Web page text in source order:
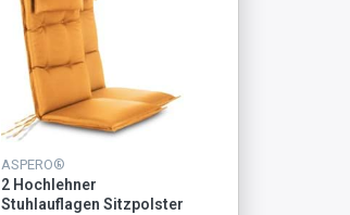
ASPERO®
2 Hochlehner
Stuhlauflagen Sitzpolster